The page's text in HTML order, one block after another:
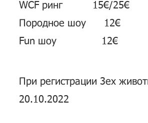
WCF ринг 15€/25€
Породное шоу 12€
Fun шоу 12€
При регистрации 3ех
20.10.2022